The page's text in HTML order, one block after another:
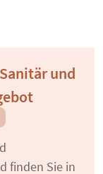
und
finden Sie in